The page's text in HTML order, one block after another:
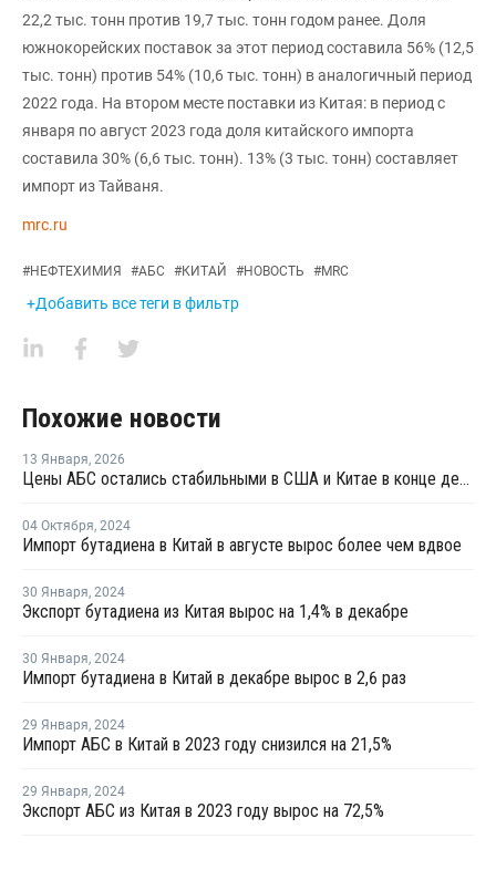
22,2 тыс. тонн против 19,7 тыс. тонн годом ранее. Доля
южнокорейских поставок за этот период составила 56% (12,5
тыс. тонн) против 54% (10,6 тыс. тонн) в аналогичный период
2022 года. На втором месте поставки из Китая: в период с
января по август 2023 года доля китайского импорта
составила 30% (6,6 тыс. тонн). 13% (3 тыс. тонн) составляет
импорт из Тайваня.
mrc.ru
#НЕФТЕХИМИЯ #АБС #КИТАЙ #НОВОСТЬ #MRC
+Добавить все теги в фильтр
Похожие новости
13 Января, 2026
Цены АБС остались стабильными в США и Китае в конце декабря прошлого года
04 Октября, 2024
Импорт бутадиена в Китай в августе вырос более чем вдвое
30 Января, 2024
Экспорт бутадиена из Китая вырос на 1,4% в декабре
30 Января, 2024
Импорт бутадиена в Китай в декабре вырос в 2,6 раз
29 Января, 2024
Импорт АБС в Китай в 2023 году снизился на 21,5%
29 Января, 2024
Экспорт АБС из Китая в 2023 году вырос на 72,5%